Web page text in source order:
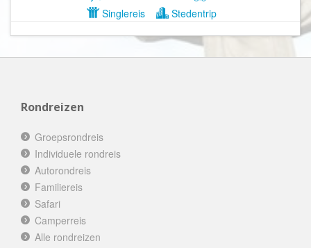
Singlereis
Stedentrip
Rondreizen
Groepsrondreis
Individuele rondreis
Autorondreis
Familiereis
Safari
Camperreis
Alle rondreizen